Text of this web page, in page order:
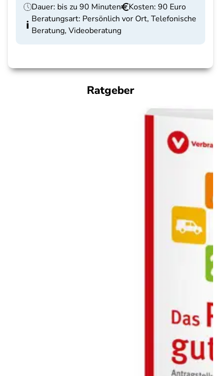
Dauer: bis zu 90 Minuten
Kosten: 90 Euro
Beratungsart: Persönlich vor Ort, Telefonische
Beratung, Videoberatung
Ratgeber